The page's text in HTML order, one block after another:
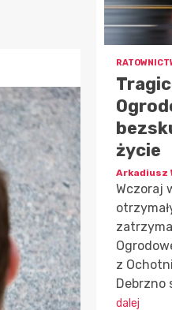
życie
Arkadiusz
Wczoraj
z
Debrzno
dalej